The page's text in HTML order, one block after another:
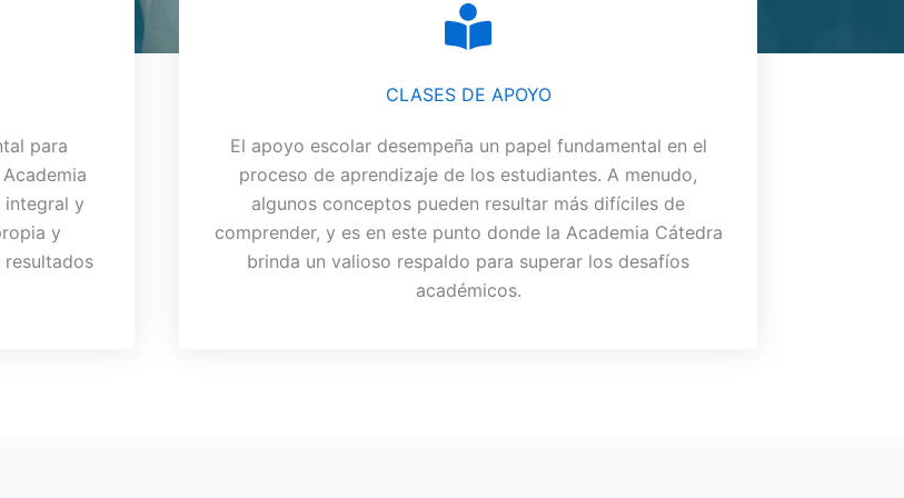
para
integral y
y
CLASES DE APOYO
El apoyo escolar desempeña un papel fundamental en el
proceso de aprendizaje de los estudiantes. A menudo,
algunos conceptos pueden resultar más difíciles de
comprender, y es en este punto donde la Academia Cátedra
brinda un valioso respaldo para superar los desafíos
académicos.